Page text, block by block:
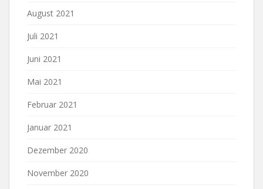
August 2021
Juli 2021
Juni 2021
Mai 2021
Februar 2021
Januar 2021
Dezember 2020
November 2020